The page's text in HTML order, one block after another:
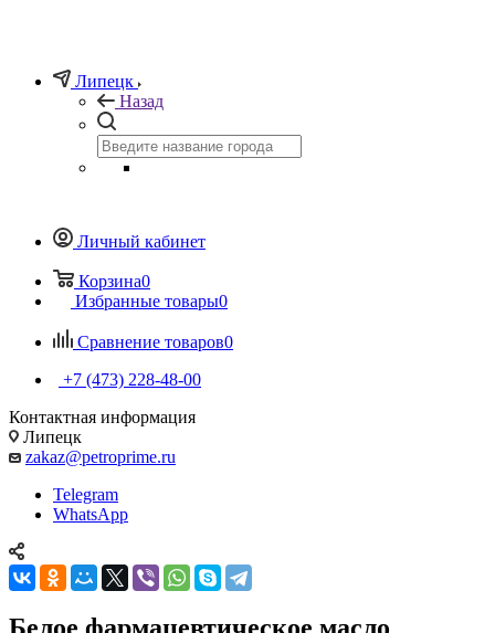
Липецк
Назад
Личный кабинет
Корзина0
Избранные товары0
Сравнение товаров0
+7 (473) 228-48-00
Контактная информация
Липецк
zakaz@petroprime.ru
Telegram
WhatsApp